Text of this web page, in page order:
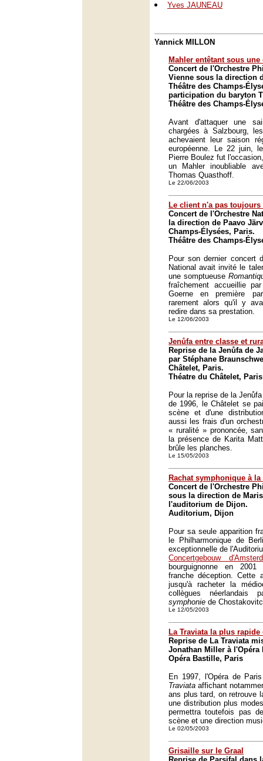
Yves JAUNEAU
Yannick MILLON
Mahler entêtant sous
Concert de l'Orchestre
Vienne sous la direction
Théâtre des Champs-
participation du baryton
Théâtre des Champs-
Avant d'attaquer une
chargées à Salzbourg,
achevaient leur saison
européenne. Le 22 juin,
Pierre Boulez fut
un Mahler inoubliable
Thomas Quasthoff.
Le 22/06/2003
Le client n'a pas toujours
Concert de l'Orchestre
la direction de Paavo
Champs-Élysées, Paris.
Théâtre des Champs-
Pour son dernier concert
National avait invité le
une somptueuse
fraîchement accueillie
Goerne en première
rarement alors qu'il y
redire dans sa prestation.
Le 12/06/2003
Jenůfa entre classe et
Reprise de la Jenůfa de
par Stéphane
Châtelet, Paris.
Théatre du Châtelet, Paris
Pour la reprise de la
de 1996, le Châtelet se
scène et d'une
aussi les frais d'un
« ruralité » prononcée,
la présence de Karita
brûle les planches.
Le 15/05/2003
Rachat symphonique à
Concert de l'Orchestre
sous la direction de
l'auditorium de Dijon.
Auditorium, Dijon
Pour sa seule apparition
le Philharmonique de
exceptionnelle de
Concertgebouw
bourguignonne en
franche déception. Cette
jusqu'à racheter la
collègues
symphonie de
Le 12/05/2003
La Traviata la plus rapide
Reprise de La Traviata
Jonathan Miller à l'Opéra
Opéra Bastille, Paris
En 1997, l'Opéra de
Traviata affichant
ans plus tard, on retrouve
une distribution plus
permettra toutefois pas
scène et une direction
Le 02/05/2003
Grisaille sur le Graal